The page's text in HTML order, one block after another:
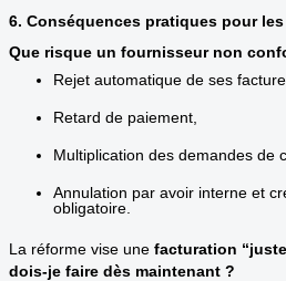
6. Conséquences pratiques pour
Que risque un fournisseur non
Rejet automatique de ses
Retard de paiement,
Multiplication des demandes de
Annulation par avoir interne et
obligatoire.
La réforme vise une facturation
dois-je faire dès maintenant ?